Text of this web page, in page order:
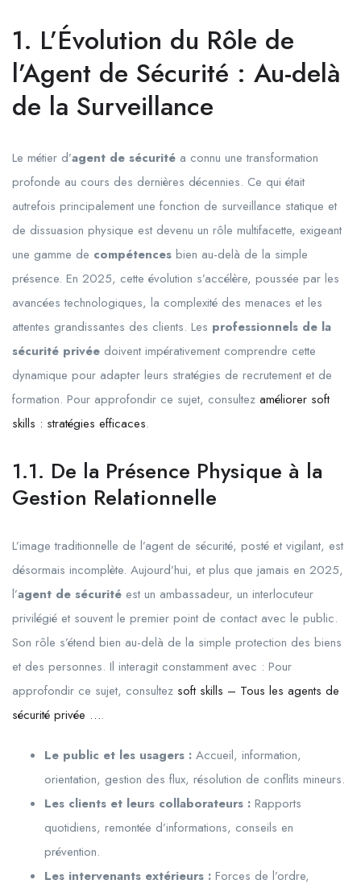
1. L’Évolution du Rôle de
l’Agent de Sécurité : Au-delà
de la Surveillance
Le métier d’agent de sécurité a connu une transformation
profonde au cours des dernières décennies. Ce qui était
autrefois principalement une fonction de surveillance statique et
de dissuasion physique est devenu un rôle multifacette, exigeant
une gamme de compétences bien au-delà de la simple
présence. En 2025, cette évolution s’accélère, poussée par les
avancées technologiques, la complexité des menaces et les
attentes grandissantes des clients. Les professionnels de la
sécurité privée doivent impérativement comprendre cette
dynamique pour adapter leurs stratégies de recrutement et de
formation. Pour approfondir ce sujet, consultez améliorer soft
skills : stratégies efficaces.
1.1. De la Présence Physique à la
Gestion Relationnelle
L’image traditionnelle de l’agent de sécurité, posté et vigilant, est
désormais incomplète. Aujourd’hui, et plus que jamais en 2025,
l’agent de sécurité est un ambassadeur, un interlocuteur
privilégié et souvent le premier point de contact avec le public.
Son rôle s’étend bien au-delà de la simple protection des biens
et des personnes. Il interagit constamment avec : Pour
approfondir ce sujet, consultez soft skills – Tous les agents de
sécurité privée ….
Le public et les usagers : Accueil, information,
orientation, gestion des flux, résolution de conflits mineurs.
Les clients et leurs collaborateurs : Rapports
quotidiens, remontée d’informations, conseils en
prévention.
Les intervenants extérieurs : Forces de l’ordre,